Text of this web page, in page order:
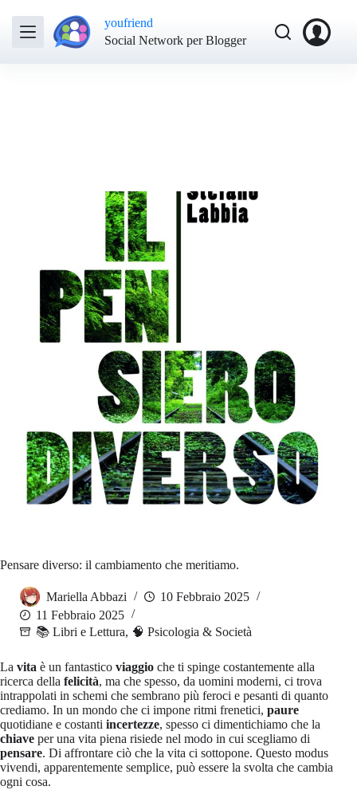
youfriend
Social Network per Blogger
Pensare diverso: il cambiamento che meritiamo.
Mariella Abbazi
10 Febbraio 2025
11 Febbraio 2025
📚 Libri e Lettura, 🧠 Psicologia & Società
La vita è un fantastico viaggio che ti spinge costantemente alla
ricerca della felicità, ma che spesso, da uomini moderni, ci trova
intrappolati in schemi che sembrano più feroci e pesanti di quanto
crediamo. In un mondo che ci impone ritmi frenetici, paure
quotidiane e costanti incertezze, spesso ci dimentichiamo che la
chiave per una vita piena risiede nel modo in cui scegliamo di
pensare. Di affrontare ciò che la vita ci sottopone. Questo modus
vivendi, apparentemente semplice, può essere la svolta che cambia
ogni cosa.